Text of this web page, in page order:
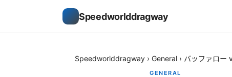
Speedworlddragway
Speedworlddragway › General › バッファロー
GENERAL